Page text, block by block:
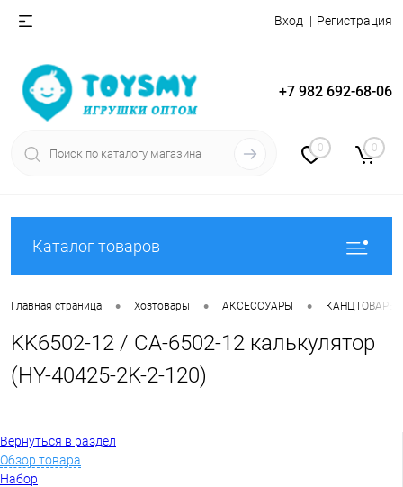
Вход Регистрация
+7 982 692-68-06
0 0
Каталог товаров
Главная страница • Хозтовары • АКСЕССУАРЫ • КАНЦТОВАРЫ
KK6502-12 / CA-6502-12 калькулятор
(HY-40425-2K-2-120)
Вернуться в раздел
Обзор товара
Набор